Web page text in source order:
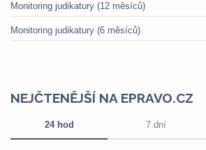
Monitoring judikatury (12 měsíců)
Monitoring judikatury (6 měsíců)
NEJČTENĚJŠÍ NA EPRAVO.CZ
24 hod 7 dní